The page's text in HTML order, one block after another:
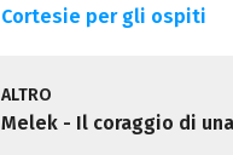
Cortesie per gli ospiti
ALTRO
Melek - Il coraggio di